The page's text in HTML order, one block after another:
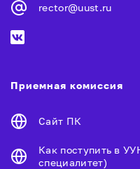
rector@uust.ru
Приемная комиссия
Сайт ПК
Как поступить в
специалитет)